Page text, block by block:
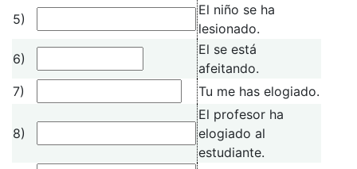
5)
El niño se ha
lesionado.
6)
El se está
afeitando.
7)
Tu me has elogiado.
8)
El profesor ha
elogiado al
estudiante.